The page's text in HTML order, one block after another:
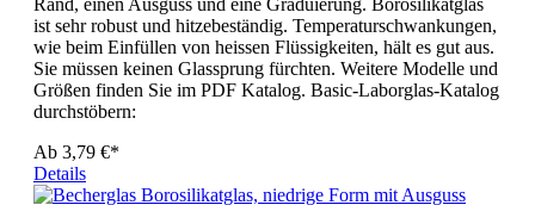
Rand, einen Ausguss und eine Graduierung. Borosilikatglas
ist sehr robust und hitzebeständig. Temperaturschwankungen,
wie beim Einfüllen von heissen Flüssigkeiten, hält es gut aus.
Sie müssen keinen Glassprung fürchten. Weitere Modelle und
Größen finden Sie im PDF Katalog. Basic-Laborglas-Katalog
durchstöbern:
Ab 3,79 €*
Details